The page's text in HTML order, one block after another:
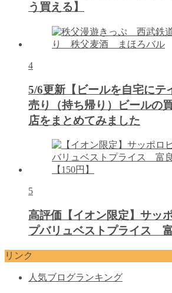
う買える】
4
5/6更新【ビールを自宅にテ
売り（持ち帰り）ビールの
店をまとめてみました
5
高評価【イオン限定】サッ
プバリュベストプライス
リンク
人気ブログランキング